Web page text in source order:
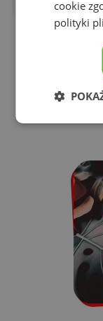
cookie
polityki